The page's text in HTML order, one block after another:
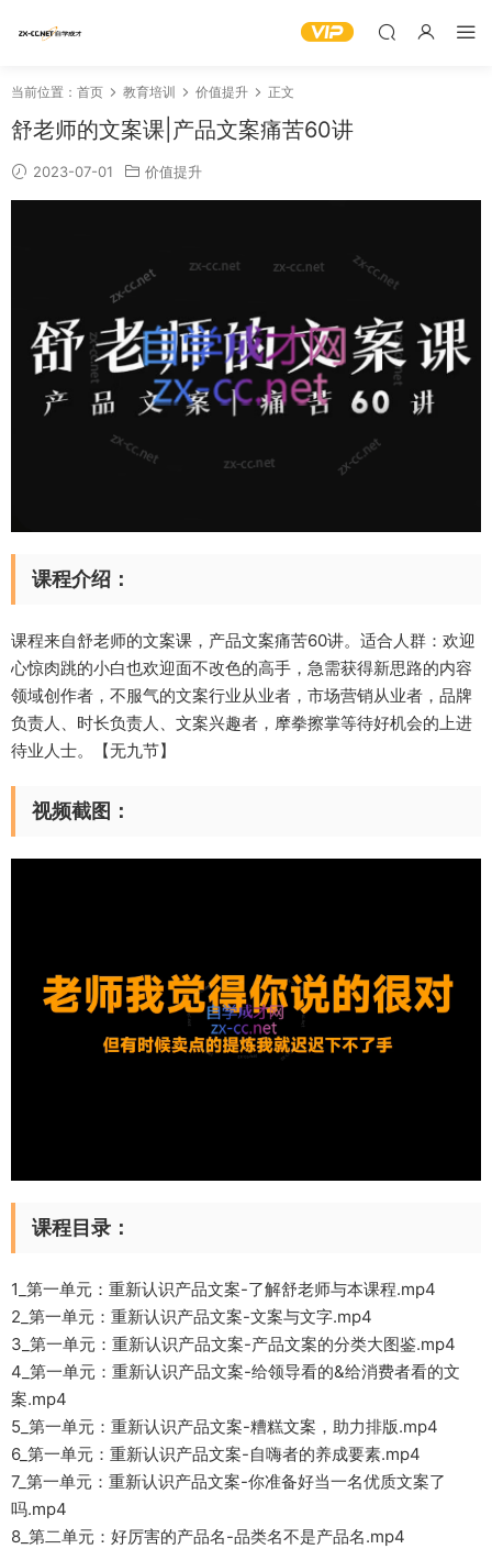
当前位置： 首页 教育培训 价值提升 正文
舒老师的文案课|产品文案痛苦60讲
2023-07-01 价值提升
课程介绍：
课程来自舒老师的文案课，产品文案痛苦60讲。适合人群：欢迎
心惊肉跳的小白也欢迎面不改色的高手，急需获得新思路的内容
领域创作者，不服气的文案行业从业者，市场营销从业者，品牌
负责人、时长负责人、文案兴趣者，摩拳擦掌等待好机会的上进
待业人士。【无九节】
视频截图：
课程目录：
1_第一单元：重新认识产品文案-了解舒老师与本课程.mp4
2_第一单元：重新认识产品文案-文案与文字.mp4
3_第一单元：重新认识产品文案-产品文案的分类大图鉴.mp4
4_第一单元：重新认识产品文案-给领导看的&给消费者看的文
案.mp4
5_第一单元：重新认识产品文案-糟糕文案，助力排版.mp4
6_第一单元：重新认识产品文案-自嗨者的养成要素.mp4
7_第一单元：重新认识产品文案-你准备好当一名优质文案了
吗.mp4
8_第二单元：好厉害的产品名-品类名不是产品名.mp4